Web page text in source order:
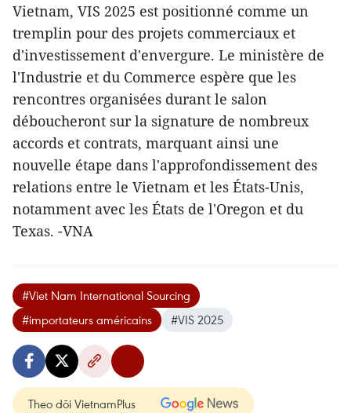
Vietnam, VIS 2025 est positionné comme un
tremplin pour des projets commerciaux et
d'investissement d'envergure. Le ministère de
l'Industrie et du Commerce espère que les
rencontres organisées durant le salon
déboucheront sur la signature de nombreux
accords et contrats, marquant ainsi une
nouvelle étape dans l'approfondissement des
relations entre le Vietnam et les États-Unis,
notamment avec les États de l'Oregon et du
Texas. -VNA
#Viet Nam International Sourcing
#importateurs américains
#VIS 2025
Theo dõi VietnamPlus